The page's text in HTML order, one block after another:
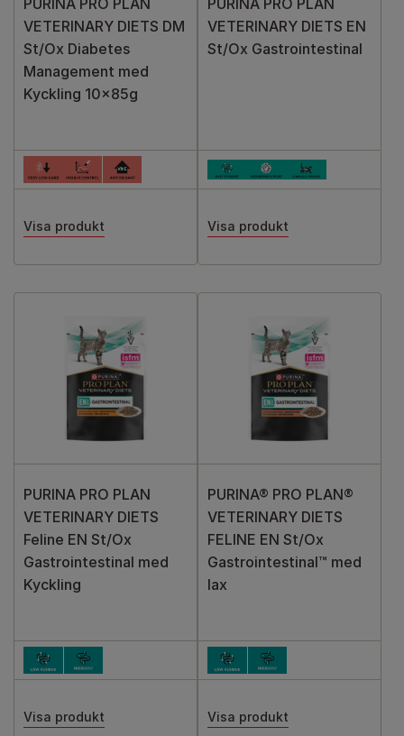
PURINA PRO PLAN
VETERINARY DIETS DM
St/Ox Diabetes
Management med
Kyckling 10x85g
Visa produkt
PURINA PRO PLAN
VETERINARY DIETS EN
St/Ox Gastrointestinal
Visa produkt
PURINA PRO PLAN
VETERINARY DIETS
Feline EN St/Ox
Gastrointestinal med
Kyckling
Visa produkt
PURINA® PRO PLAN®
VETERINARY DIETS
FELINE EN St/Ox
Gastrointestinal™ med
lax
Visa produkt